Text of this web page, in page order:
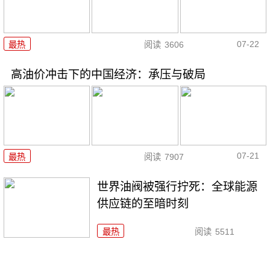
最热 阅读 3606 07-22
高油价冲击下的中国经济：承压与破局
最热 阅读 7907 07-21
世界油阀被强行拧死：全球能源
供应链的至暗时刻
最热 阅读 5511